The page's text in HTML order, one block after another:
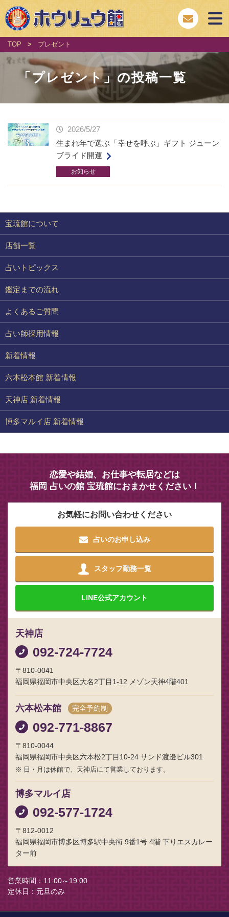
TOP > プレゼント
「プレゼント」の投稿一覧
2026/5/27
生まれ年で選ぶ「幸せを呼ぶ」ギフト ジューン
ブライド開運
お知らせ
宝琉館について
店舗一覧
占いトピックス
鑑定までの流れ
よくあるご質問
占い師採用情報
新着情報
六本松本館 新着情報
天神店 新着情報
博多マルイ店 新着情報
恋愛や結婚、お仕事や転居などは
福岡 占いの館 宝琉館におまかせください！
お気軽にお問い合わせください
占いのお申し込み
スタッフ勤務一覧
LINE公式アカウント
天神店
092-724-7724
〒810-0041
福岡県福岡市中央区大名2丁目1-12 メゾン天神4階401
六本松本館 完全予約制
092-771-8867
〒810-0044
福岡県福岡市中央区六本松2丁目10-24 サンド渡邊ビル301
日・月は休館で、天神店にて営業しております。
博多マルイ店
092-577-1724
〒812-0012
福岡県福岡市博多区博多駅中央街 9番1号 4階 下りエスカレー
ター前
営業時間
11:00～19:00
定休日
元旦のみ